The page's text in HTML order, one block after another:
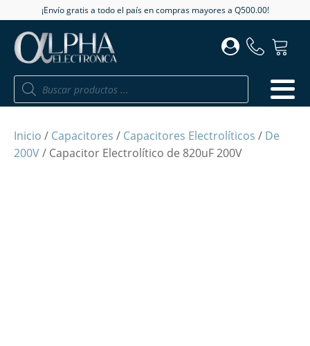
¡Envío gratis a todo el país en compras mayores a Q500.00!
Búsqueda
productos
Inicio / Capacitores / Capacitores Electrolíticos / De
200V/ Capacitor Electrolítico de 820uF 200V